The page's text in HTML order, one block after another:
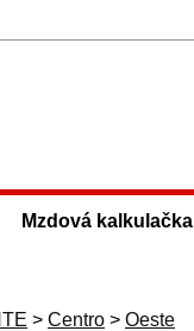
Mzdová kalkulačka
> Centro > Oeste